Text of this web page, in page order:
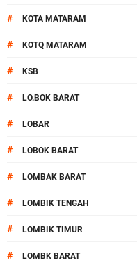
# KOTA MATARAM
# KOTQ MATARAM
# KSB
# LO.BOK BARAT
# LOBAR
# LOBOK BARAT
# LOMBAK BARAT
# LOMBIK TENGAH
# LOMBIK TIMUR
# LOMBK BARAT